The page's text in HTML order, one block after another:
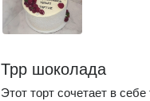
Трр шоколада
Этот торт сочетает в